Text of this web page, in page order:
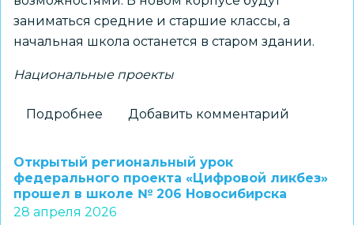
заниматься средние и старшие классы, а
начальная школа останется в старом здании.
Национальные проекты
Подробнее
лицея
№
113
Добавить комментарий
Открытый региональный урок
федерального проекта «Цифровой ликбез»
прошел в школе № 206 Новосибирска
28 апреля 2026